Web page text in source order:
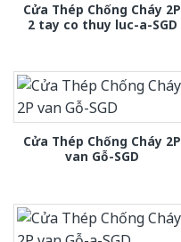
Cửa Thép Chống Cháy 2P
2 tay co thuy luc-a-SGD
Cửa Thép Chống Cháy 2P
van Gỗ-SGD